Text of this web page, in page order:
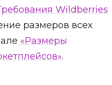
Wildberries
размеров всех
«Размеры
.